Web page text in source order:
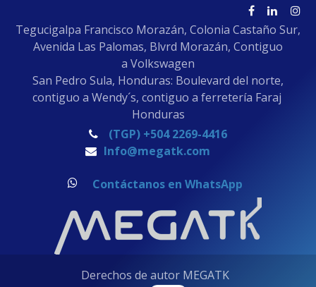
Tegucigalpa Francisco Morazán, Colonia Castaño Sur,
Avenida Las Palomas, Blvrd Morazán, Contiguo
a Volkswagen
San Pedro Sula, Honduras: Boulevard del norte,
contiguo a Wendy´s, contiguo a ferretería Faraj
Honduras
(TGP) +504 2269-4416
Info@megatk.com
Contáctanos en WhatsApp
Derechos de autor MEGATK